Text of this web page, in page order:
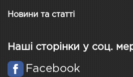
Новини та статті
Наші сторінки у соц.
Facebook